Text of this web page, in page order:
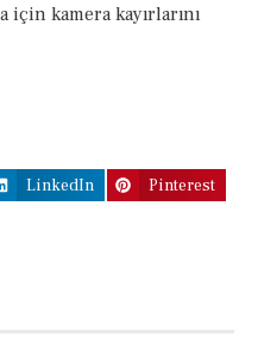
için kamera kayırlarını
LinkedIn
Pinterest